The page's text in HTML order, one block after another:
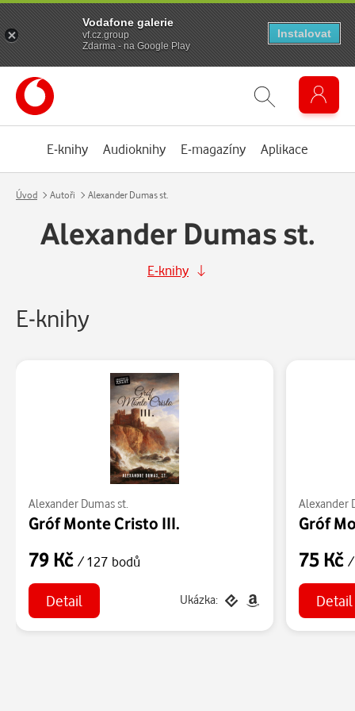
E-knihy Audioknihy E-magazíny Aplikace
Úvod Autoři Alexander Dumas st.
Alexander Dumas st.
E-knihy
E-knihy
Alexander Dumas st.
Gróf Monte Cristo III.
79 Kč / 127 bodů
Detail Ukázka:
Alexander
Gróf
75 Kč/
Detail
Vodafone galerie
vf.cz.group
Zdarma - na Google Play
Instalovat